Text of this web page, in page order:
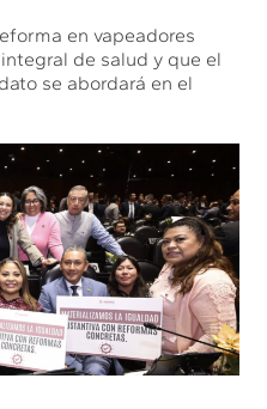
en vapeadores
de salud y que el
se abordará en el